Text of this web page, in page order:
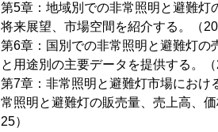
第5章：地域別での非常照明と避難灯
将来展望、市場空間を紹介する。（
第6章：国別での非常照明と避難灯の
と用途別の主要データを提供する。（
第7章：非常照明と避難灯市場におけ
常照明と避難灯の販売量、売上高、
25）